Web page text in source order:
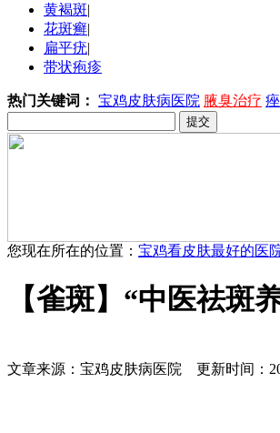
黄褐斑|
花斑癣|
扁平疣|
带状疱疹
热门关键词： 宝鸡皮肤病医院 腋臭治疗
您现在所在的位置： 宝鸡看皮肤最好的医
【雀斑】“中医祛斑
文章来源：宝鸡皮肤病医院 更新时间：